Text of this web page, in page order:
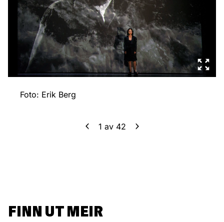
Foto: Erik Berg
1 av 42
FINN UT MEIR